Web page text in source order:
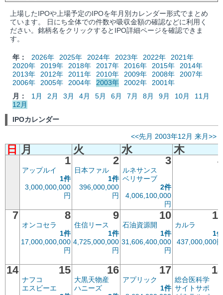
上場したIPOや上場予定のIPOを年月別カレンダー形式でまとめ
ています。 日にち全体での件数や吸収金額の確認などに利用く
ださい。銘柄名をクリックするとIPO詳細ページを確認できま
す。
年： 2026年 2025年 2024年 2023年 2022年
2021年
2020年
2019年 2018年 2017年 2016年 2015年
2014年
2013年
2012年 2011年 2010年 2009年 2008年
2007年
2006年
2005年 2004年 2003年 2002年
2001年
月：
1月 2月 3月 4月 5月 6月 7月 8月 9月 10月
11月
12月
IPOカレンダー
<<先月 2003年12月 来月>>
日 月 火 水
木
1
アップルイ
1件
3,000,000,000
円
2
日本ファル
1件
396,000,000
円
3
ルネサンス
ベリサーブ
2件
4,006,100,000
円
4
7 8
オンコセラ
1件
17,000,000,000
円
9
住信リース
1件
4,725,000,000
円
10
石油資源開
1件
31,606,400,000
円
11
カルラ
1件
437,000,000円
14 15
ナフコ
エスビーエ
16
大黒天物産
ハニーズ
17
アプリック
1件
18
総合医科学
サイトサポ